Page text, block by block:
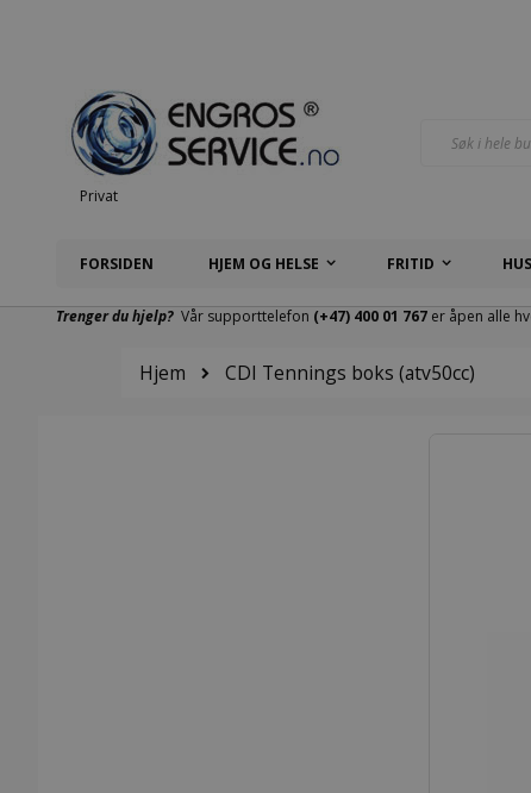
Privat
FORSIDEN HJEM OG HELSE FRITID
Trenger du hjelp? Vår supporttelefon (+47) 400 01 767 er åpen alle
Hjem CDI Tennings boks (atv50cc)